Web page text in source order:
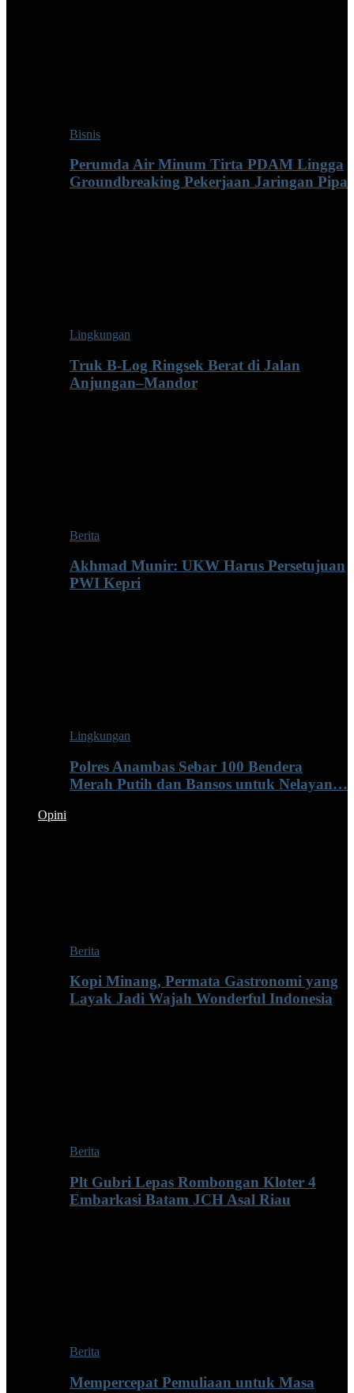
Bisnis
Perumda Air Minum Tirta PDAM Lingga
Groundbreaking Pekerjaan Jaringan Pipa
Lingkungan
Truk B-Log Ringsek Berat di Jalan
Anjungan–Mandor
Berita
Akhmad Munir: UKW Harus Persetujuan
PWI Kepri
Lingkungan
Polres Anambas Sebar 100 Bendera
Merah Putih dan Bansos untuk Nelayan…
Opini
Berita
Kopi Minang, Permata Gastronomi yang
Layak Jadi Wajah Wonderful Indonesia
Berita
Plt Gubri Lepas Rombongan Kloter 4
Embarkasi Batam JCH Asal Riau
Berita
Mempercepat Pemuliaan untuk Masa